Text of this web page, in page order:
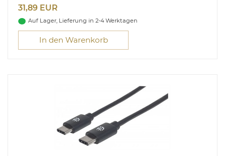
31,89 EUR
Auf Lager, Lieferung in 2-4 Werktagen
In den Warenkorb